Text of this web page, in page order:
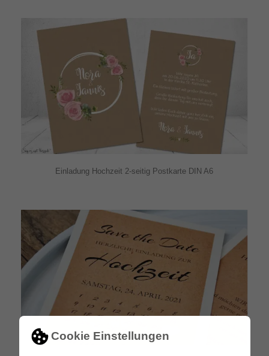
Cookie Einstellungen
Einladung Hochzeit 2-seitig Postkarte DIN A6